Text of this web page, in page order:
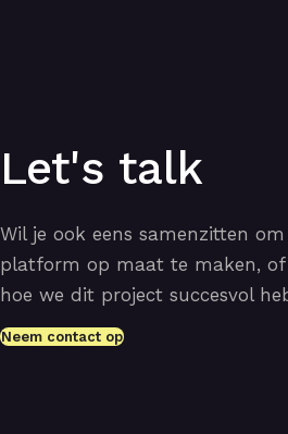
Let's talk
Wil je ook eens samenzitten
platform op maat te maken,
hoe we dit project succesvol
Neem contact op